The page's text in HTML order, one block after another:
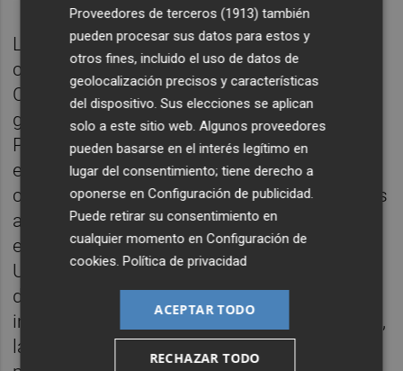
La victoria socialista deJavier Fabregat
convirtió en teniente de alcalde, concejal de
Cultura y Fiestas en ese primer equipo de
gobierno de progreso en la capital de Els
Ports. Es en ese momento cuando se puso
en marcha la nueva política cultural para la
ciudad, multiplicándose los actos y todas las
actividades culturales en Morella durante
ese tiempo. Los cursos de verano de la
Universitat Jaume I, el festival internacional
de Música asume unos años de prestigio
importantísimo, el relanzamiento del Anunci,
la gestión del 50 Sexenni, que fue televisado
Proveedores de terceros (1913) también
pueden procesar sus datos para estos y
otros fines, incluido el uso de datos de
geolocalización precisos y características
del dispositivo. Sus elecciones se aplican
solo a este sitio web. Algunos proveedores
pueden basarse en el interés legítimo en
lugar del consentimiento; tiene derecho a
oponerse enConfiguración de publicidad
Puede retirar su consentimiento en
cualquier momento enConfiguración de
cookies .Política de privacidad
ACEPTAR TODO
RECHAZAR TODO